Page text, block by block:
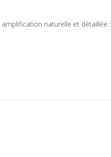
naturelle et détaillée :